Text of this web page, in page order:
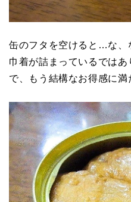
缶のフタを空けると…な、
巾着が詰まっているでは
で、もう結構なお得感に満